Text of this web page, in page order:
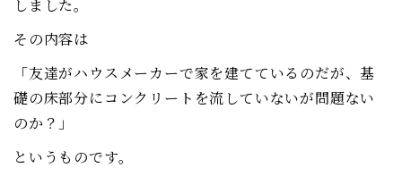
しました。
その内容は
「友達がハウスメーカーで家を建てているのだが、基
礎の床部分にコンクリートを流していないが問題ない
のか？」
というものです。